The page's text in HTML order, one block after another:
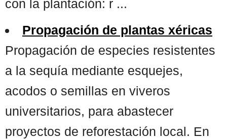
con la plantación: r ...
Propagación de plantas xéricas
Propagación de especies resistentes
a la sequía mediante esquejes,
acodos o semillas en viveros
universitarios, para abastecer
proyectos de reforestación local. En